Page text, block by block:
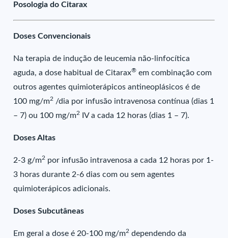
Posologia do Citarax
Doses Convencionais
Na terapia de indução de leucemia não-linfocítica
aguda, a dose habitual de Citarax® em combinação com
outros agentes quimioterápicos antineoplásicos é de
100 mg/m2 /dia por infusão intravenosa contínua (dias 1
– 7) ou 100 mg/m2 IV a cada 12 horas (dias 1 – 7).
Doses Altas
2-3 g/m2 por infusão intravenosa a cada 12 horas por 1-
3 horas durante 2-6 dias com ou sem agentes
quimioterápicos adicionais.
Doses Subcutâneas
Em geral a dose é 20-100 mg/m2 dependendo da